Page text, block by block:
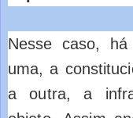
Nesse caso,
uma, a
a outra, a